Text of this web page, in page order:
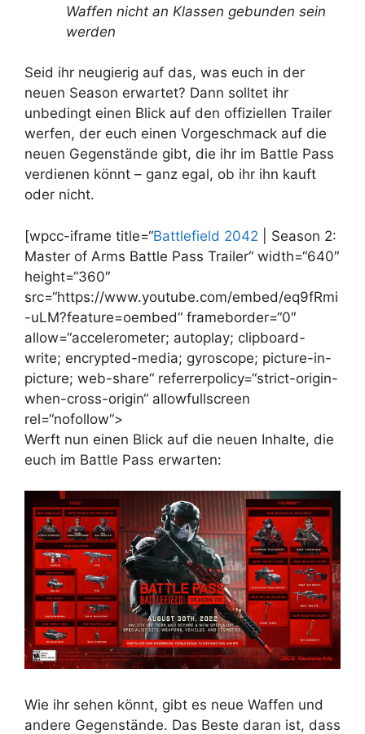
Waffen nicht an Klassen gebunden sein
werden
Seid ihr neugierig auf das, was euch in der
neuen Season erwartet? Dann solltet ihr
unbedingt einen Blick auf den offiziellen Trailer
werfen, der euch einen Vorgeschmack auf die
neuen Gegenstände gibt, die ihr im Battle Pass
verdienen könnt – ganz egal, ob ihr ihn kauft
oder nicht.
[wpcc-iframe title=“Battlefield 2042 | Season 2:
Master of Arms Battle Pass Trailer“ width=“640″
height=“360″
src=“https://www.youtube.com/embed/eq9fRmi
-uLM?feature=oembed“ frameborder=“0″
allow=“accelerometer; autoplay; clipboard-
write; encrypted-media; gyroscope; picture-in-
picture; web-share“ referrerpolicy=“strict-origin-
when-cross-origin“ allowfullscreen
rel=“nofollow“>
Werft nun einen Blick auf die neuen Inhalte, die
euch im Battle Pass erwarten:
Wie ihr sehen könnt, gibt es neue Waffen und
andere Gegenstände. Das Beste daran ist, dass